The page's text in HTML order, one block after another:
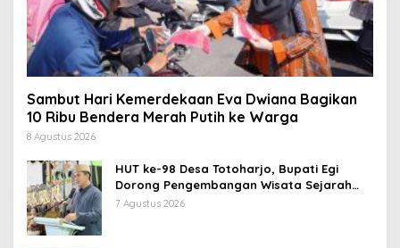
Sambut Hari Kemerdekaan Eva Dwiana Bagikan
10 Ribu Bendera Merah Putih ke Warga
8 Agustus 2026
HUT ke-98 Desa Totoharjo, Bupati Egi
Dorong Pengembangan Wisata Sejarah
dan Budaya
7 Agustus 2026